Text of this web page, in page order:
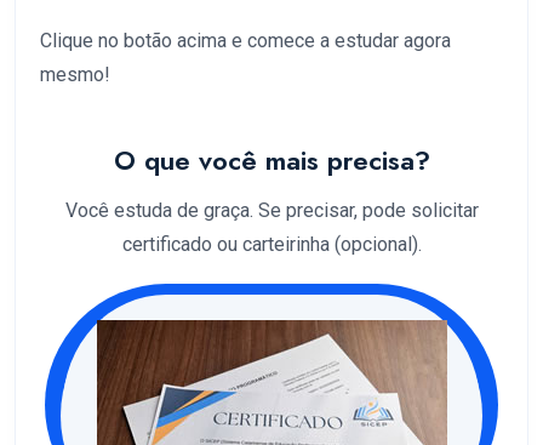
Clique no botão acima e comece a estudar agora
mesmo!
O que você mais precisa?
Você estuda de graça. Se precisar, pode solicitar
certificado ou carteirinha (opcional).